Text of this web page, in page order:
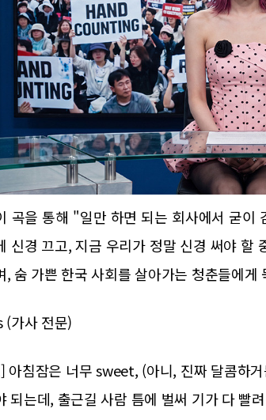
곡을 통해 "일만 하면 되는 회사에서 굳이
신경 끄고, 지금 우리가 정말 신경 써야 할
, 숨 가쁜 한국 사회를 살아가는 청춘들에게
(가사 전문)
아침잠은 너무 sweet, (아니, 진짜 달콤하
되는데, 출근길 사람 틈에 벌써 기가 다 빨